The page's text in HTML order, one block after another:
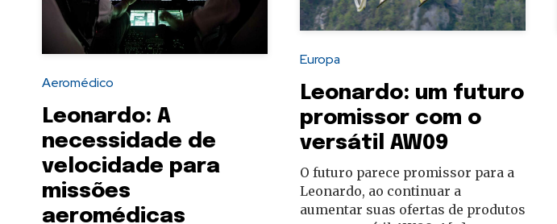
autoridades
Aeromédico
Leonardo: A
necessidade de
velocidade para
missões
aeromédicas
Europa
Leonardo: um futuro
promissor com o
versátil AW09
O futuro parece promissor para a
Leonardo, ao continuar a
aumentar suas ofertas de produtos